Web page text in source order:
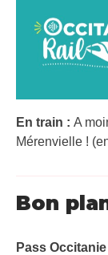
En train : A
Mérenvielle !
Bon
Pass